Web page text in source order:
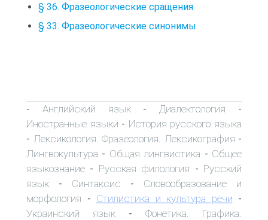
§ 36. Фразеологические сращения
§ 33. Фразеологические синонимы
- Английский язык- Диалектология -
Иностранные языки - История русского языка
- Лексикология. Фразеология. Лексикография -
Лингвокультура - Общая лингвистика - Общее
языкознание - Русская филология - Русский
язык - Синтаксис - Словообразование и
морфология - Стилистика и культура речи -
Украинский язык - Фонетика. Графика.